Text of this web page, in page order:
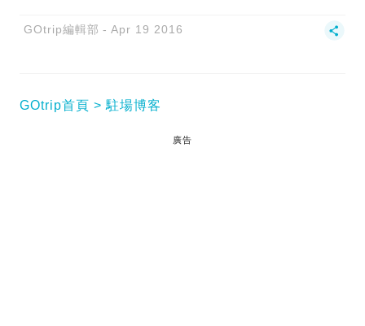
GOtrip編輯部 Apr 19 2016
GOtrip首頁 駐場博客
廣告